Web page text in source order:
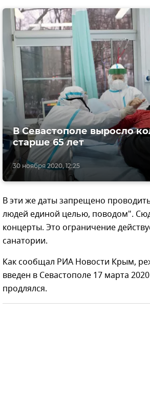
30 ноября 2020, 12:25
В Севастополе выросло
старше 65 лет
В эти же даты запрещено
людей единой целью, поводом".
концерты. Это ограничение
санатории.
Как сообщал РИА Новости Крым,
введен в Севастополе 17 марта
продлялся.